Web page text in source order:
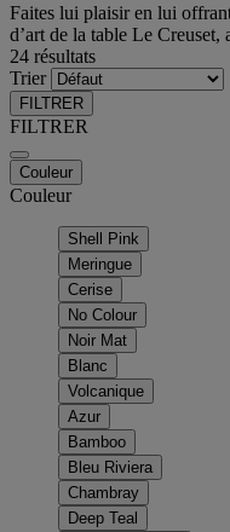
Faites lui plaisir en lui
d’art de la table Le Creuset,
24 résultats
Trier
FILTRER
FILTRER
Couleur
Couleur
Shell Pink
Meringue
Cerise
No Colour
Noir Mat
Blanc
Volcanique
Azur
Bamboo
Bleu Riviera
Chambray
Deep Teal